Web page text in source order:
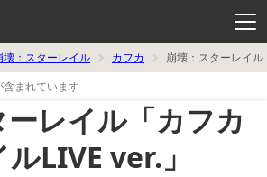
ー
開
く
壊：スターレイル カフカ
崩壊：スターレイ
まれています
レイル「カフカ
LIVE ver.」